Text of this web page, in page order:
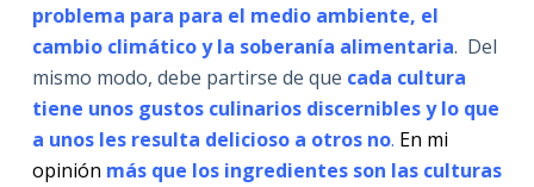
problema para para el medio ambiente, el
cambio climático y la soberanía alimentaria. Del
mismo modo, debe partirse de que cada cultura
tiene unos gustos culinarios discernibles y lo que
a unos les resulta delicioso a otros no. En mi
opinión más que los ingredientes son las culturas